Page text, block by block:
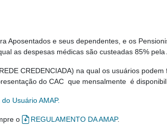
Aposentados e seus dependentes, e os
as despesas médicas são custeadas 85%
CREDENCIADA) na qual os usuários
do CAC que mensalmente é
Usuário AMAP.
o REGULAMENTO DA AMAP.